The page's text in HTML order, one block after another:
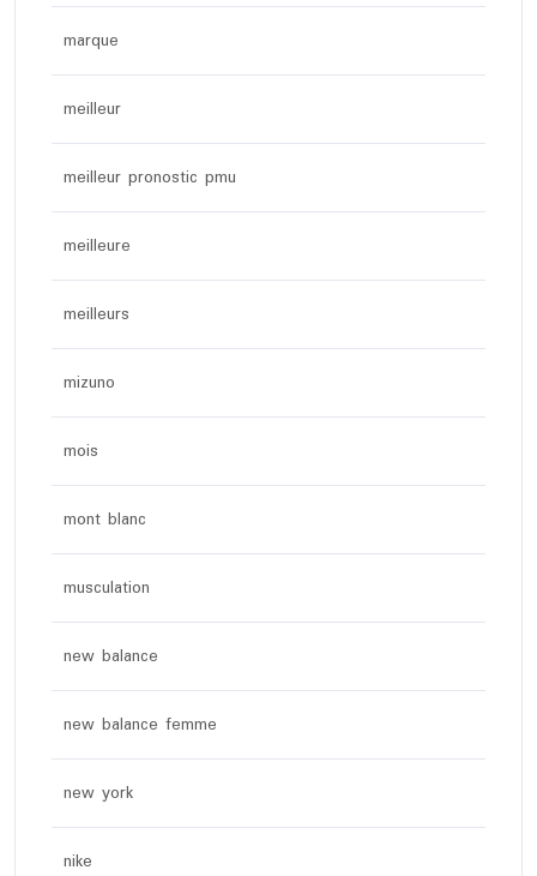
marque
meilleur
meilleur pronostic pmu
meilleure
meilleurs
mizuno
mois
mont blanc
musculation
new balance
new balance femme
new york
nike